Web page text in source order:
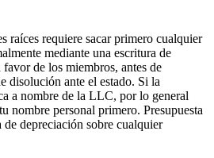
raíces requiere sacar primero cualquier
mediante una escritura de
de los miembros, antes de
disolución ante el estado. Si la
a nombre de la LLC, por lo general
nombre personal primero. Presupuesta
depreciación sobre cualquier